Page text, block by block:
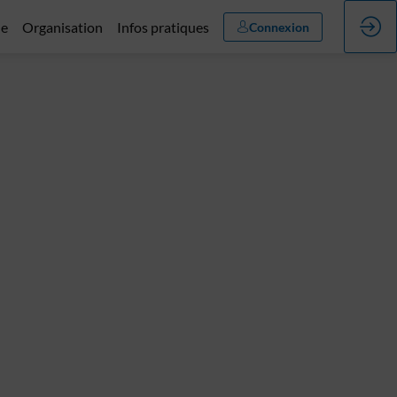
Organisation Infos pratiques Connexion